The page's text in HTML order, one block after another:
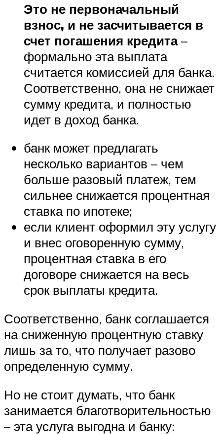
Это не первоначальный
взнос, и не засчитывается в
счет погашения кредита–
формально эта выплата
считается комиссией для банка.
Соответственно, она не снижает
сумму кредита, и полностью
идет в доход банка.
банк может предлагать
несколько вариантов – чем
больше разовый платеж, тем
сильнее снижается процентная
ставка по ипотеке;
если клиент оформил эту услугу
и внес оговоренную сумму,
процентная ставка в его
договоре снижается на весь
срок выплаты кредита.
Соответственно, банк соглашается
на сниженную процентную ставку
лишь за то, что получает разово
определенную сумму.
Но не стоит думать, что банк
занимается благотворительностью
– эта услуга выгодна и банку: